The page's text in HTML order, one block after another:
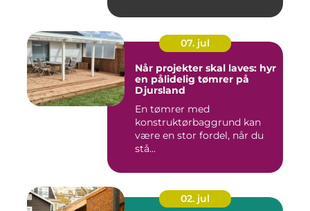
07. jul
Når projekter skal laves: hyr
en pålidelig tømrer på
Djursland
En tømrer med
konstruktørbaggrund kan
være en stor fordel, når du
stå...
02. jul